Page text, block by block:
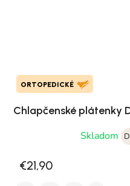
ORTOPEDICKÉ
Chlapčenské plátenky
Skladom
€21,90